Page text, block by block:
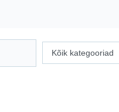
Kõik kategooriad